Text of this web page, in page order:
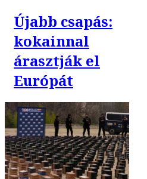
Újabb csapás:
kokainnal
árasztják el
Európát